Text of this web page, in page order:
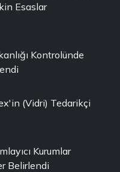
Esaslar
Kontrolünde
(Vidri) Tedarikçi
Kurumlar
Belirlendi